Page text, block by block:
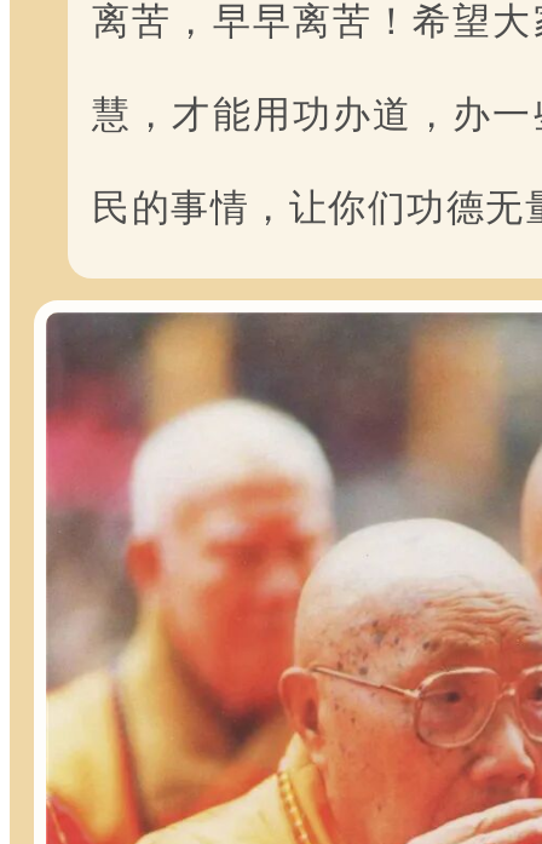
离苦，早早离苦！希望
慧，才能用功办道，办
民的事情，让你们功德无